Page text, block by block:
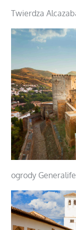
Twierdza
ogrody Generalife